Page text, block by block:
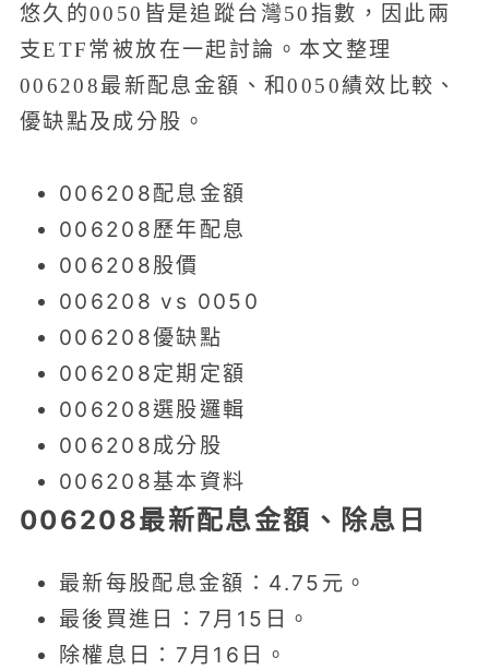
悠久的0050皆是追蹤台灣50指數，因此兩
支ETF常被放在一起討論。本文整理
006208最新配息金額、和0050績效比較、
優缺點及成分股。
006208配息金額
006208歷年配息
006208股價
006208 vs 0050
006208優缺點
006208定期定額
006208選股邏輯
006208成分股
006208基本資料
006208最新配息金額、除息日
最新每股配息金額：4.75元。
最後買進日：7月15日。
除權息日：7月16日。